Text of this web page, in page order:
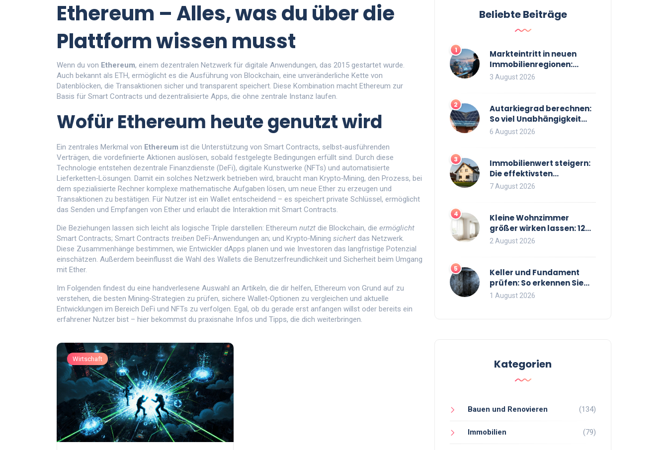
Ethereum – Alles, was du über die
Plattform wissen musst
Wenn du von Ethereum, einem dezentralen Netzwerk für digitale Anwendungen, das 2015 gestartet wurde.
Auch bekannt als ETH, ermöglicht es die Ausführung von Blockchain, eine unveränderliche Kette von
Datenblöcken, die Transaktionen sicher und transparent speichert. Diese Kombination macht Ethereum zur
Basis für Smart Contracts und dezentralisierte Apps, die ohne zentrale Instanz laufen.
Wofür Ethereum heute genutzt wird
Ein zentrales Merkmal von Ethereum ist die Unterstützung von Smart Contracts, selbst‑ausführenden
Verträgen, die vordefinierte Aktionen auslösen, sobald festgelegte Bedingungen erfüllt sind. Durch diese
Technologie entstehen dezentrale Finanzdienste (DeFi), digitale Kunstwerke (NFTs) und automatisierte
Lieferketten‑Lösungen. Damit ein solches Netzwerk betrieben wird, braucht man Krypto‑Mining, den Prozess, bei
dem spezialisierte Rechner komplexe mathematische Aufgaben lösen, um neue Ether zu erzeugen und
Transaktionen zu bestätigen. Für Nutzer ist ein Wallet entscheidend – es speichert private Schlüssel, ermöglicht
das Senden und Empfangen von Ether und erlaubt die Interaktion mit Smart Contracts.
Die Beziehungen lassen sich leicht als logische Triple darstellen: Ethereum nutzt die Blockchain, die ermöglicht
Smart Contracts; Smart Contracts treiben DeFi‑Anwendungen an; und Krypto‑Mining sichert das Netzwerk.
Diese Zusammenhänge bestimmen, wie Entwickler dApps planen und wie Investoren das langfristige Potenzial
einschätzen. Außerdem beeinflusst die Wahl des Wallets die Benutzerfreundlichkeit und Sicherheit beim Umgang
mit Ether.
Im Folgenden findest du eine handverlesene Auswahl an Artikeln, die dir helfen, Ethereum von Grund auf zu
verstehen, die besten Mining‑Strategien zu prüfen, sichere Wallet‑Optionen zu vergleichen und aktuelle
Entwicklungen im Bereich DeFi und NFTs zu verfolgen. Egal, ob du gerade erst anfangen willst oder bereits ein
erfahrener Nutzer bist – hier bekommst du praxisnahe Infos und Tipps, die dich weiterbringen.
Wirtschaft
Beliebte Beiträge
1
Markteintritt in neuen
Immobilienregionen:
Strategien, Risiken und
3 August 2026
2
Autarkiegrad berechnen:
So viel Unabhängigkeit
bringt Ihre PV-Anlage mit
6 August 2026
3
Immobilienwert steigern:
Die effektivsten
Maßnahmen für einen
7 August 2026
4
Kleine Wohnzimmer
größer wirken lassen: 12
bewährte Tricks für mehr
2 August 2026
5
Keller und Fundament
prüfen: So erkennen Sie
Risse und Feuchtigkeit bei
1 August 2026
Kategorien
Bauen und Renovieren (134)
Immobilien (79)